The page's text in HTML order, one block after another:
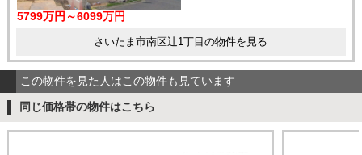
5799万円～6099万円
さいたま市南区辻1丁目の物件を見る
この物件を見た人はこの物件も見ています
同じ価格帯の物件はこちら